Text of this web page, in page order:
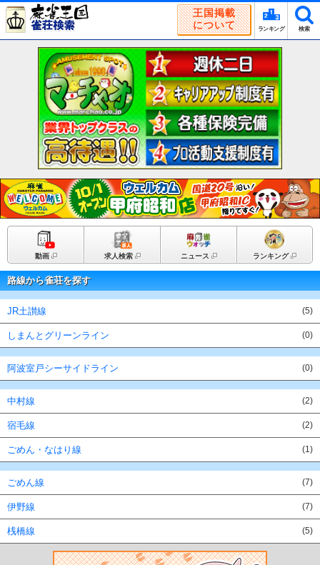
王国掲載
について
ランキング 検索
動画 求人検索 ニュース ランキング
路線から雀荘を探す
JR土讃線 (5)
しまんとグリーンライン (0)
阿波室戸シーサイドライン (0)
中村線 (2)
宿毛線 (2)
ごめん・なはり線 (1)
ごめん線 (7)
伊野線 (7)
桟橋線 (5)